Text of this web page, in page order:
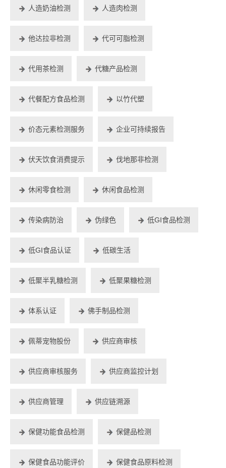
人造奶油检测 人造肉检测
他达拉非检测 代可可脂检测
代用茶检测 代糖产品检测
代餐配方食品检测 以竹代塑
价态元素检测服务 企业可持续报告
伏天饮食消费提示 伐地那非检测
休闲零食检测 休闲食品检测
传染病防治 伪绿色 低GI食品检测
低GI食品认证 低碳生活
低聚半乳糖检测 低聚果糖检测
体系认证 佛手制品检测
佩蒂宠物股份 供应商审核
供应商审核服务 供应商监控计划
供应商管理 供应链溯源
保健功能食品检测 保健品检测
保健食品功能评价 保健食品原料检测